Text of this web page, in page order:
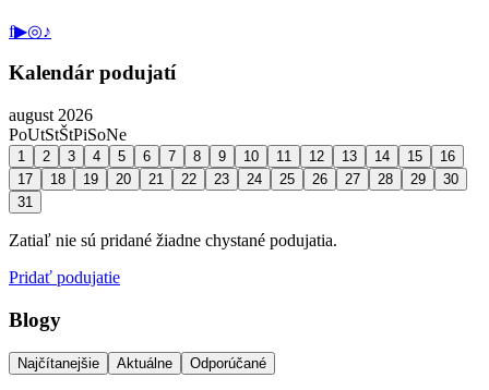
f▶◎♪
Kalendár podujatí
august 2026
PoUtStŠtPiSoNe
1 2 3 4 5 6 7 8 9 10 11 12 13 14 15
16
17
18 19 20 21 22 23 24 25 26 27 28 29
30
31
Zatiaľ nie sú pridané žiadne chystané podujatia.
Pridať podujatie
Blogy
Najčítanejšie Aktuálne Odporúčané